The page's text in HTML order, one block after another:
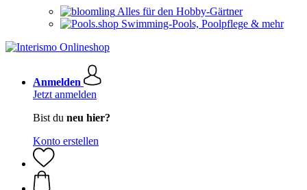
Alles für den Hobby-Gärtner
Swimming-Pools, Poolpflege & mehr
Anmelden
Jetzt anmelden
Bist du neu hier?
Konto erstellen